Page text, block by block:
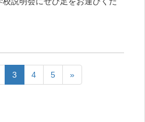
3 4 5 »